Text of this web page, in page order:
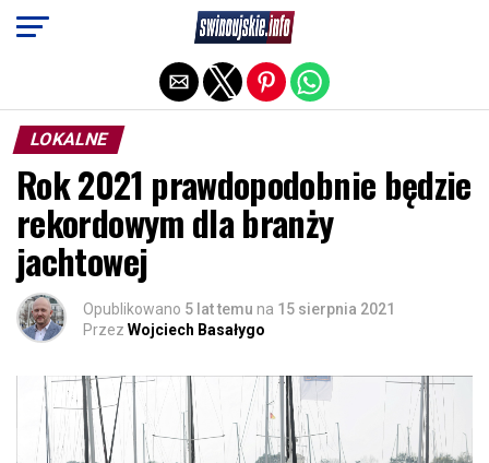
LOKALNE
Rok 2021 prawdopodobnie będzie
rekordowym dla branży
jachtowej
Opublikowano 5 lat temu na 15 sierpnia 2021
Przez Wojciech Basałygo
Exit mobile version